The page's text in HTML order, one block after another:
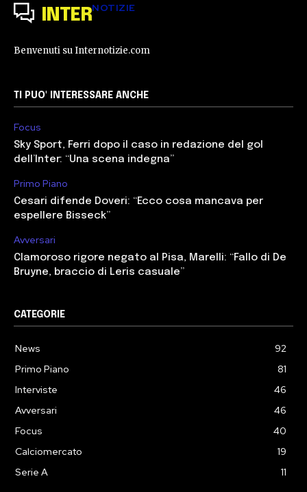
INTERNOTIZIE
Benvenuti su Internotizie.com
TI PUO' INTERESSARE ANCHE
Focus
Sky Sport, Ferri dopo il caso in redazione del gol
dell’Inter: “Una scena indegna”
Primo Piano
Cesari difende Doveri: “Ecco cosa mancava per
espellere Bisseck”
Avversari
Clamoroso rigore negato al Pisa, Marelli: “Fallo di De
Bruyne, braccio di Leris casuale”
CATEGORIE
News
92
Primo Piano
81
Interviste
46
Avversari
46
Focus
40
Calciomercato
19
Serie A
11